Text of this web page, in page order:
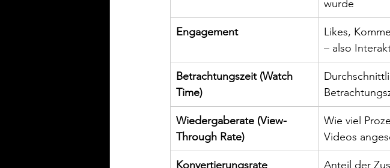
wurde
Engagement
Likes,
– also
Betrachtungszeit (Watch
Time)
Wiedergaberate (View-
Through Rate)
Wie viel
Videos
Konvertierungsrate
Anteil der